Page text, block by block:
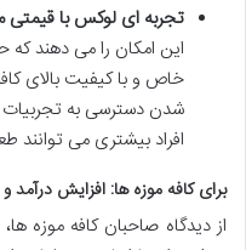
تجربه ای لوکس با قیمتی
این امکان را می دهند
خاص و با کیفیت بالای
شدن دسترسی به
افراد بیشتری می توانند
برای کافه موزه ها: افزایش درآمد و
از دیدگاه صاحبان کافه موزه